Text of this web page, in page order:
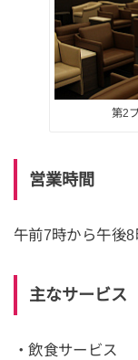
第2
営業時間
午前7時から午後8
主なサービス
・飲食サービス